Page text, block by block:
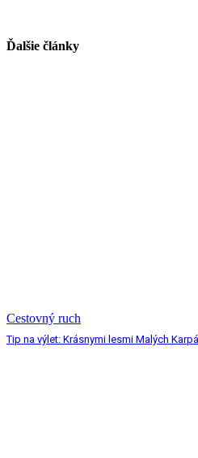
Ďalšie články
Cestovný ruch
Tip na výlet: Krásnymi lesmi Malých